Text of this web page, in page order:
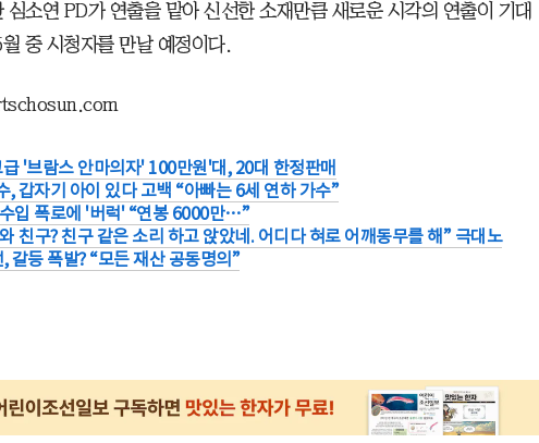
심소연 PD가 연출을 맡아 신선한 소재만큼 새로운 시각의 연출이 기대
중 시청자를 만날 예정이다.
'브람스 안마의자' 100만원'대, 20대 한정판매
, 갑자기 아이 있다 고백 “아빠는 6세 연하 가수”
입 폭로에 '버럭' “연봉 6000만…”
친구? 친구 같은 소리 하고 앉았네. 어디다 혀로 어깨동무를 해” 극대노
등 폭발? “모든 재산 공동명의”